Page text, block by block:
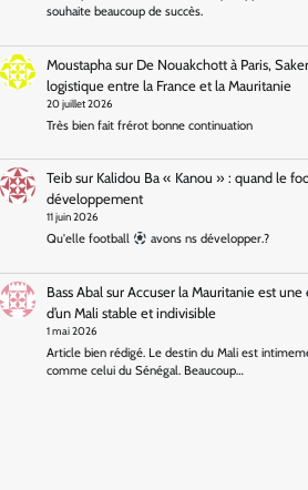
souhaite beaucoup de succès.
Moustaphasur De Nouakchott à Paris,
logistique entre la France et la Mauritanie
20 juillet 2026
Très bien fait frérot bonne continuation
Teibsur Kalidou Ba « Kanou » : quand le
développement
11 juin 2026
Qu'elle football avons ns développer.?
Bass Abalsur Accuser la Mauritanie est
d’un Mali stable et indivisible
1 mai 2026
Article bien rédigé. Le destin du Mali est
comme celui du Sénégal. Beaucoup…